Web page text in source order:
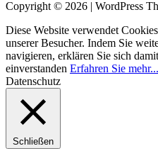
Copyright © 2026 | WordPress
Diese Website verwendet
unserer Besucher. Indem Sie
navigieren, erklären Sie sich
einverstanden Erfahren Sie mehr...
Datenschutz
Schließen